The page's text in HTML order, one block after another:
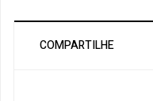
COMPARTILHE